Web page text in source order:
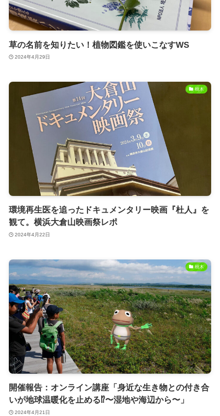
草の名前を知りたい！植物図鑑を使いこなすWS
2024年4月29日
樹木
環境再生医を追ったドキュメンタリー映画『杜人』を
観て。横浜大倉山映画祭レポ
2024年4月22日
樹木
開催報告：オンライン講座「身近な生き物との付き合
いが地球温暖化を止める⁉〜湿地や海辺から〜」
2024年4月21日